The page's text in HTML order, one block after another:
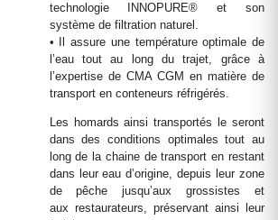
technologie INNOPURE® et son
système de filtration naturel.
• Il assure une température optimale de
l’eau tout au long du trajet, grâce à
l’expertise de CMA CGM en matière de
transport en conteneurs réfrigérés.
Les homards ainsi transportés le seront
dans des conditions optimales tout au
long de la chaine de transport en restant
dans leur eau d’origine, depuis leur zone
de pêche jusqu’aux grossistes et
aux restaurateurs, préservant ainsi leur